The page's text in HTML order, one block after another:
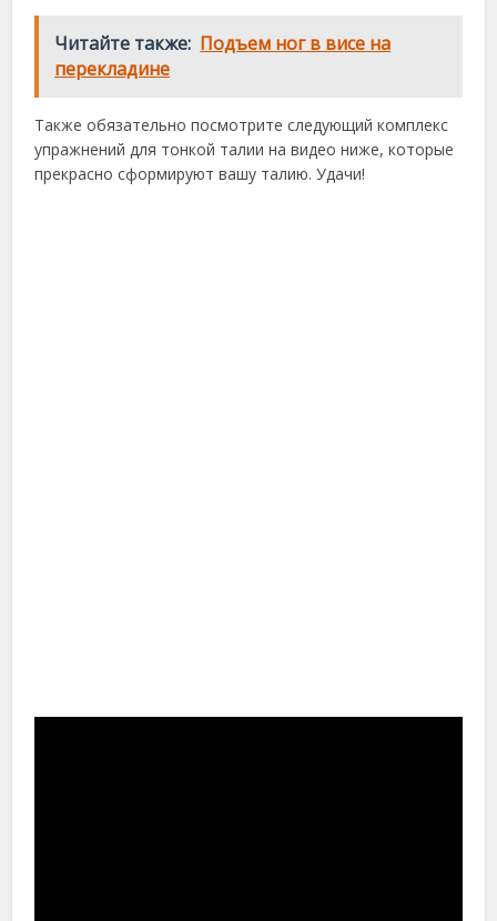
Читайте также: Подъем ног в висе на
перекладине
Также обязательно посмотрите следующий комплекс
упражнений для тонкой талии на видео ниже, которые
прекрасно сформируют вашу талию. Удачи!